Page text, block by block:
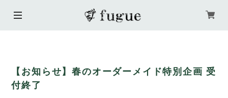
【お知らせ】春のオーダーメイド特別企画 受
付終了